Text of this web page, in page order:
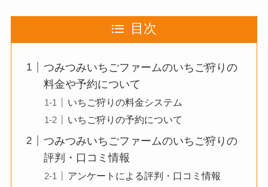
目次
つみつみいちごファームのいちご狩りの
料金や予約について
いちご狩りの料金システム
いちご狩りの予約について
つみつみいちごファームのいちご狩りの
評判・口コミ情報
アンケートによる評判・口コミ情報